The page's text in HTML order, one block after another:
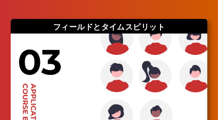
フィールドとタイムスピリット